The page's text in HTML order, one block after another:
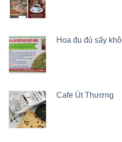
Hoa đu đủ sấy khô
Cafe Út Thương